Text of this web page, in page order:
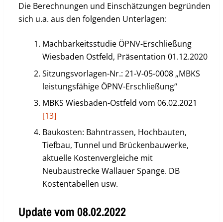
Die Berechnungen und Einschätzungen begründen
sich u.a. aus den folgenden Unterlagen:
Machbarkeitsstudie ÖPNV-Erschließung
Wiesbaden Ostfeld, Präsentation 01.12.2020
Sitzungsvorlagen-Nr.: 21-V-05-0008 „MBKS
leistungsfähige ÖPNV-Erschließung“
MBKS Wiesbaden-Ostfeld vom 06.02.2021
[13]
Baukosten: Bahntrassen, Hochbauten,
Tiefbau, Tunnel und Brückenbauwerke,
aktuelle Kostenvergleiche mit
Neubaustrecke Wallauer Spange. DB
Kostentabellen usw.
Update vom 08.02.2022